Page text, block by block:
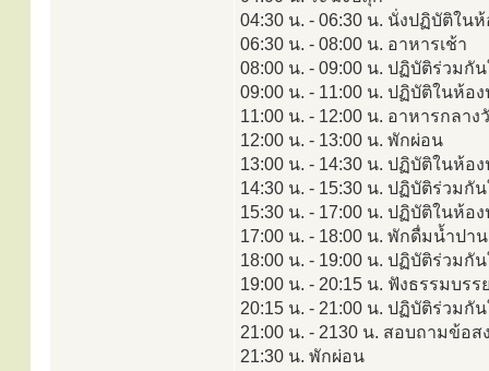
04:30 น. - 06:30 น. นั่งปฏิบัติใ
06:30 น. - 08:00 น. อาหารเช้า
08:00 น. - 09:00 น. ปฏิบัติร่วมกั
09:00 น. - 11:00 น. ปฏิบัติในห้
11:00 น. - 12:00 น. อาหารกลาง
12:00 น. - 13:00 น. พักผ่อน
13:00 น. - 14:30 น. ปฏิบัติในห้
14:30 น. - 15:30 น. ปฏิบัติร่วมกั
15:30 น. - 17:00 น. ปฏิบัติในห้
17:00 น. - 18:00 น. พักดื่มน้ำปา
18:00 น. - 19:00 น. ปฏิบัติร่วมกั
19:00 น. - 20:15 น. ฟังธรรมบร
20:15 น. - 21:00 น. ปฏิบัติร่วมกั
21:00 น. - 2130 น. สอบถามข้อ
21:30 น. พักผ่อน